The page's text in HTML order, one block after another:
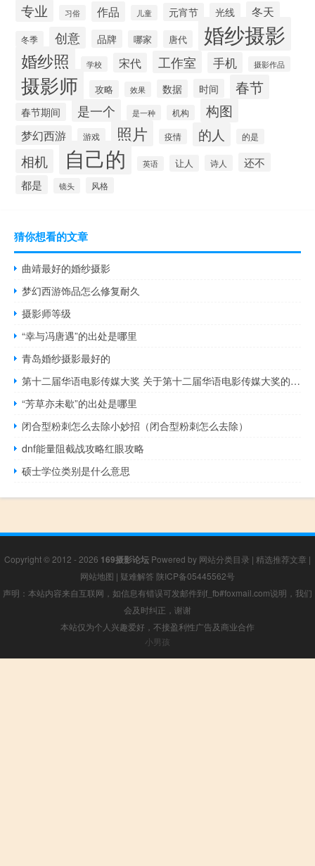
专业 习俗 作品 儿童 元宵节 光线 冬天
冬季 创意 品牌 哪家 唐代 婚纱摄影
婚纱照 学校 宋代 工作室 手机 摄影作品
摄影师 攻略 效果 数据 时间 春节
春节期间 是一个 是一种 机构 构图
梦幻西游 游戏 照片 疫情 的人 的是
相机 自己的 英语 让人 诗人
还不
都是
镜头 风格
猜你想看的文章
曲靖最好的婚纱摄影
梦幻西游饰品怎么修复耐久
摄影师等级
“幸与冯唐遇”的出处是哪里
青岛婚纱摄影最好的
第十二届华语电影传媒大奖 关于第十二届华语电影传媒大奖的介绍
“芳草亦未歇”的出处是哪里
闭合型粉刺怎么去除小妙招（闭合型粉刺怎么去除）
dnf能量阻截战攻略红眼攻略
硕士学位类别是什么意思
Copyright © 2012 - 2026 169摄影论坛 Powered by 网站分类目录 | 精选推荐文章 |
网站地图 | 疑难解答 陕ICP备05445562号
声明：本站内容来自互联网，如信息有错误可发邮件到f_fb#foxmail.com说明，我们
会及时纠正，谢谢
本站仅为个人兴趣爱好，不接盈利性广告及商业合作
小男孩